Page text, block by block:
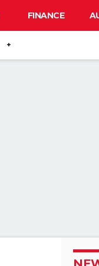
FINANCE
+